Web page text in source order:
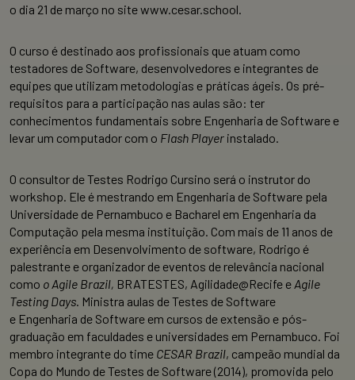
o dia 21 de março no site www.cesar.school.
O curso é destinado aos profissionais que atuam como
testadores de Software, desenvolvedores e integrantes de
equipes que utilizam metodologias e práticas ágeis. Os pré-
requisitos para a participação nas aulas são: ter
conhecimentos fundamentais sobre Engenharia de Software e
levar um computador com o Flash Player instalado.
O consultor de Testes Rodrigo Cursino será o instrutor do
workshop. Ele é mestrando em Engenharia de Software pela
Universidade de Pernambuco e Bacharel em Engenharia da
Computação pela mesma instituição. Com mais de 11 anos de
experiência em Desenvolvimento de software, Rodrigo é
palestrante e organizador de eventos de relevância nacional
como o Agile Brazil, BRATESTES, Agilidade@Recife e Agile
Testing Days. Ministra aulas de Testes de Software
e Engenharia de Software em cursos de extensão e pós-
graduação em faculdades e universidades em Pernambuco. Foi
membro integrante do time CESAR Brazil, campeão mundial da
Copa do Mundo de Testes de Software (2014), promovida pelo